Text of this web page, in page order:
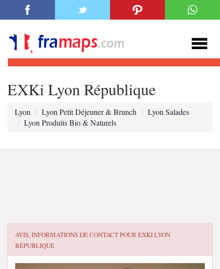
EXKi Lyon République
Lyon Lyon Petit Déjeuner & Brunch
Lyon Salades
Lyon Produits Bio & Naturels
AVIS, INFORMATIONS DE CONTACT POUREXKI LYON
RÉPUBLIQUE